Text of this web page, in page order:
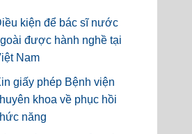
kiện để bác sĩ nước
được hành nghề tại
Nam
giấy phép Bệnh viện
khoa về phục hồi
năng